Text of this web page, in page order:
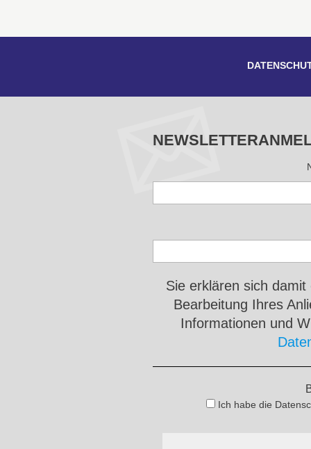
Sie erklären sich
Bearbeitung Ihres
Informationen und
Ich habe die